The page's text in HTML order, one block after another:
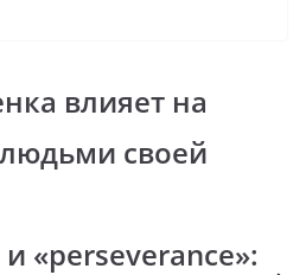
gr
a
m
влияет на
своей
и «perseverance»: